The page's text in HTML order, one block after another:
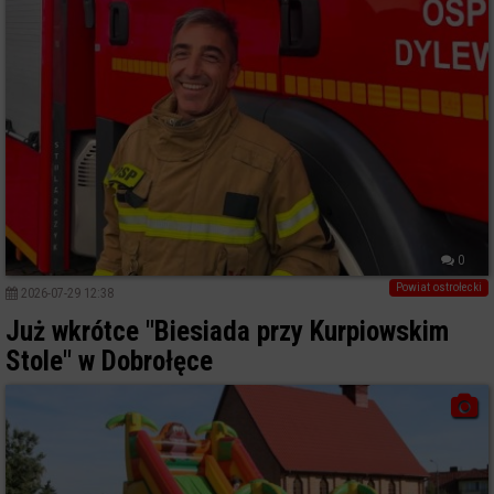
0
Powiat ostrołecki
2026-07-29 12:38
Już wkrótce "Biesiada przy Kurpiowskim
Stole" w Dobrołęce